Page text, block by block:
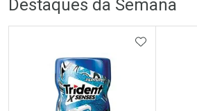
Destaques da Semana